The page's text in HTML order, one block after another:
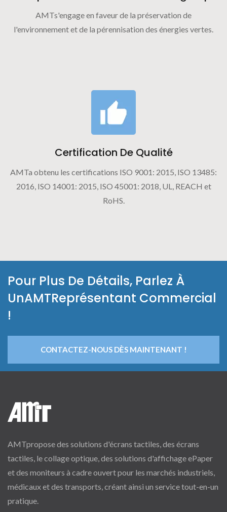
AMTs'engage en faveur de la préservation de
l'environnement et de la pérennisation des énergies vertes.
Certification De Qualité
AMTa obtenu les certifications ISO 9001: 2015, ISO 13485:
2016, ISO 14001: 2015, ISO 45001: 2018, UL, REACH et
RoHS.
Pour Plus De Détails, Parlez À
UnAMTReprésentant Commercial
!
CONTACTEZ-NOUS DÈS MAINTENANT !
AMTpropose des solutions d'écrans tactiles, des écrans
tactiles, le collage optique, des solutions d'affichage ePaper
et des moniteurs à cadre ouvert pour les marchés industriels,
médicaux et des transports, créant ainsi un service tout-en-un
pratique.